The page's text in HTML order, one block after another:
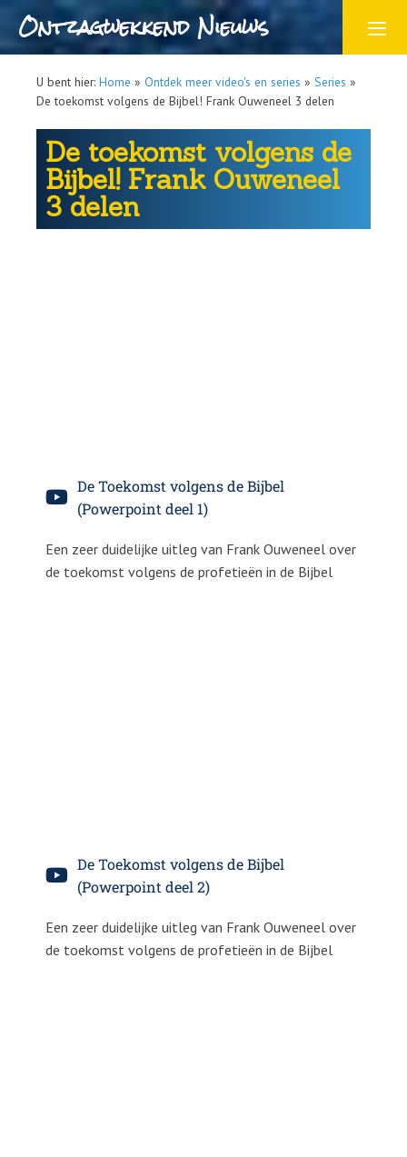
Ontzagwekkend Nieuws
U bent hier: Home » Ontdek meer video's en series » Series »
De toekomst volgens de Bijbel! Frank Ouweneel 3 delen
De toekomst volgens de
Bijbel! Frank Ouweneel
3 delen
De Toekomst volgens de Bijbel
(Powerpoint deel 1)
Een zeer duidelijke uitleg van Frank Ouweneel over
de toekomst volgens de profetieën in de Bijbel
De Toekomst volgens de Bijbel
(Powerpoint deel 2)
Een zeer duidelijke uitleg van Frank Ouweneel over
de toekomst volgens de profetieën in de Bijbel